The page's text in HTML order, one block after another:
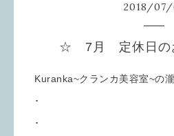
2018/07/
☆ 7月 定休日の
Kuranka~クランカ美容室~の瀧
･
･